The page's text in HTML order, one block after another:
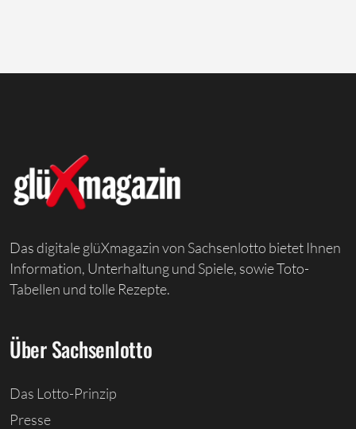
Das digitale glüXmagazin von Sachsenlotto bietet Ihnen
Information, Unterhaltung und Spiele, sowie Toto-
Tabellen und tolle Rezepte.
Über Sachsenlotto
Das Lotto-Prinzip
Presse